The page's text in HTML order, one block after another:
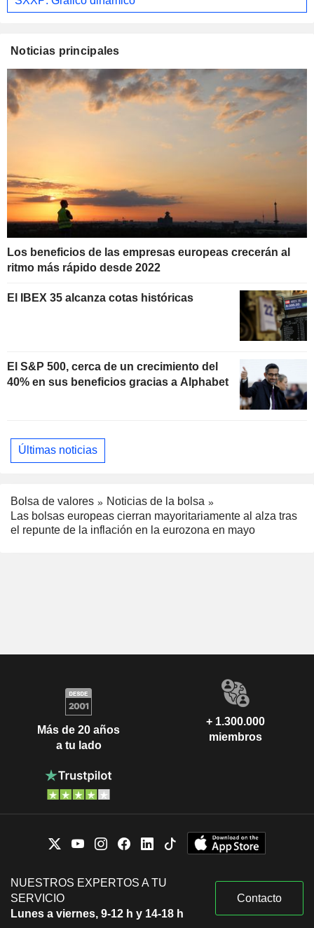
Noticias principales
Los beneficios de las empresas europeas crecerán al
ritmo más rápido desde 2022
El IBEX 35 alcanza cotas históricas
El S&P 500, cerca de un crecimiento del
40% en sus beneficios gracias a Alphabet
Últimas noticias
Bolsa de valores
Noticias de la bolsa
Las bolsas europeas cierran mayoritariamente al alza tras
el repunte de la inflación en la eurozona en mayo
Más de 20 años
a tu lado
+ 1.300.000
miembros
NUESTROS EXPERTOS A TU
SERVICIO
Lunes a viernes, 9-12 h y 14-18 h
Contacto